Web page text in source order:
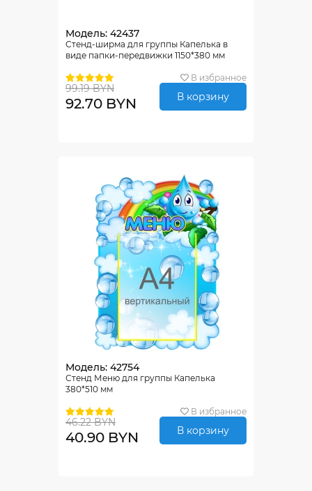
Модель: 42437
Стенд-ширма для группы Капелька в
виде папки-передвижки 1150*380 мм
В избранное
99.19 BYN
92.70 BYN В корзину
Модель: 42754
Стенд Меню для группы Капелька
380*510 мм
В избранное
46.22 BYN
40.90 BYN В корзину